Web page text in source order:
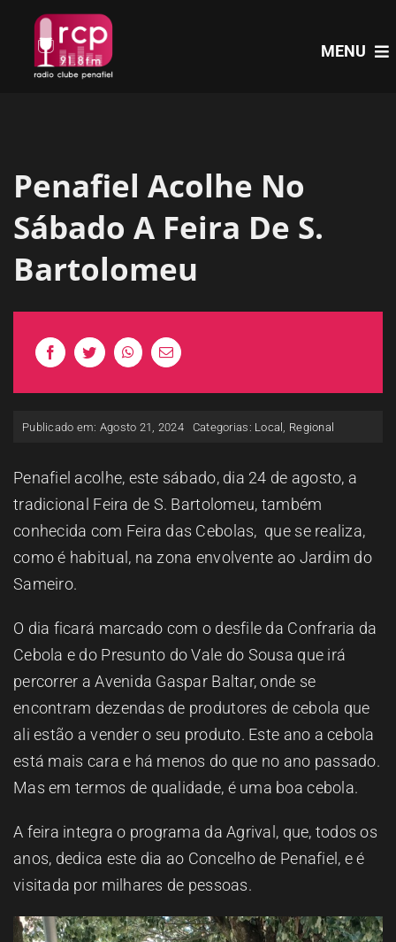
content
MENU
PROGRAMAS
NOTÍCIAS
A RCP
CONTACTOS
Penafiel Acolhe No
Sábado A Feira De S.
Bartolomeu
Publicado em: Agosto 21, 2024 Categorias: Local Regional
Penafiel acolhe, este sábado, dia 24 de agosto, a
tradicional Feira de S. Bartolomeu, também
conhecida com Feira das Cebolas, que se realiza,
como é habitual, na zona envolvente ao Jardim do
Sameiro.
O dia ficará marcado com o desfile da Confraria da
Cebola e do Presunto do Vale do Sousa que irá
percorrer a Avenida Gaspar Baltar, onde se
encontram dezendas de produtores de cebola que
ali estão a vender o seu produto. Este ano a cebola
está mais cara e há menos do que no ano passado.
Mas em termos de qualidade, é uma boa cebola.
A feira integra o programa da Agrival, que, todos os
anos, dedica este dia ao Concelho de Penafiel, e é
visitada por milhares de pessoas.